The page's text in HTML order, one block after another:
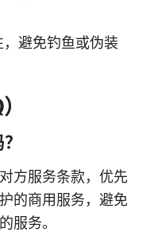
避免钓鱼或伪装
方服务条款，优先
的商用服务，避免
服务。